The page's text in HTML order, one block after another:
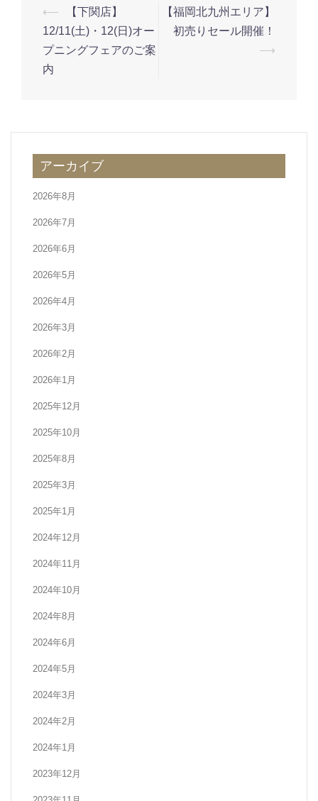
投
稿
ナ
ビ
シ
ョ
ン
⟵
【下関店】
12/11(土)・12(日)オー
プニングフェアのご案
内
【福岡北九州エリア】
初売りセール開催！
⟶
アーカイブ
2026年8月
2026年7月
2026年6月
2026年5月
2026年4月
2026年3月
2026年2月
2026年1月
2025年12月
2025年10月
2025年8月
2025年3月
2025年1月
2024年12月
2024年11月
2024年10月
2024年8月
2024年6月
2024年5月
2024年3月
2024年2月
2024年1月
2023年12月